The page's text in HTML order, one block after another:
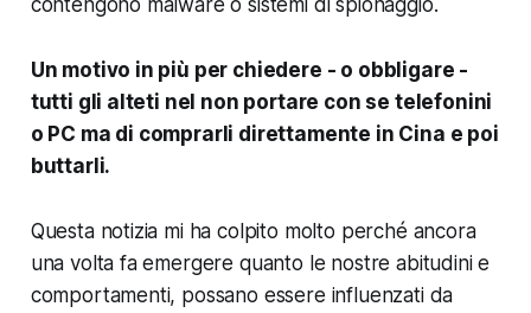
Un motivo in più per chiedere - o obbligare -
tutti gli alteti nel non portare con se telefonini
o PC ma di comprarli direttamente in Cina e poi
buttarli.
Questa notizia mi ha colpito molto perché ancora
una volta fa emergere quanto le nostre abitudini e
comportamenti, possano essere influenzati da